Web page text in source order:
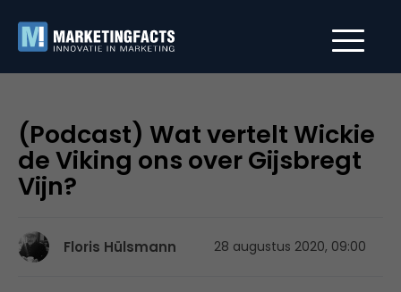
(Podcast) Wat vertelt Wickie
de Viking ons over Gijsbregt
Vijn?
Floris Hülsmann 28 augustus 2020, 09:00